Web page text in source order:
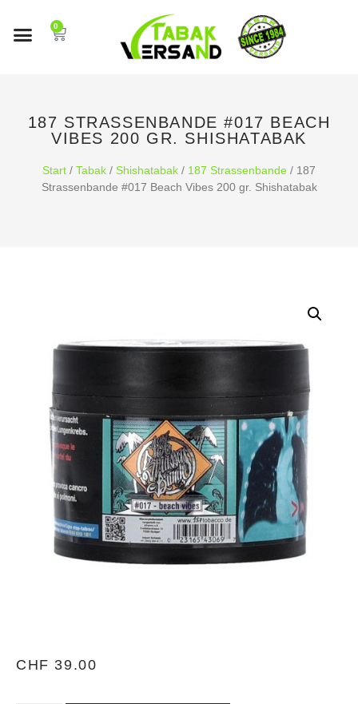
0
187 STRASSENBANDE #017 BEACH
VIBES 200 GR. SHISHATABAK
Start / Tabak / Shishatabak / 187 Strassenbande / 187
Strassenbande #017 Beach Vibes 200 gr. Shishatabak
CHF 39.00